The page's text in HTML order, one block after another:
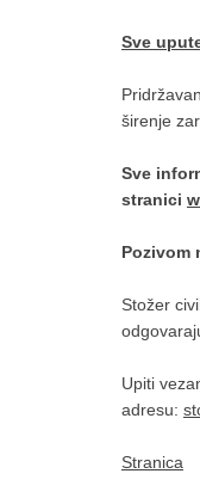
Sve
širenje
Sve
stranici
Pozivom
Stožer
Upiti
adresu:
Stranica